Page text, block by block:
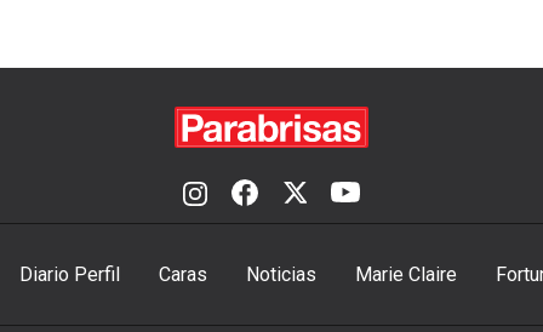
Diario Perfil Caras Noticias Marie Claire